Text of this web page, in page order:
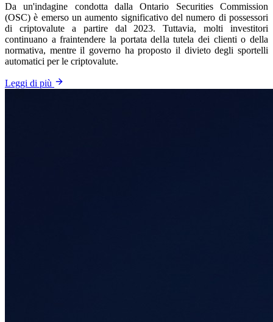
Da un'indagine condotta dalla Ontario Securities Commission
(OSC) è emerso un aumento significativo del numero di possessori
di criptovalute a partire dal 2023. Tuttavia, molti investitori
continuano a fraintendere la portata della tutela dei clienti o della
normativa, mentre il governo ha proposto il divieto degli sportelli
automatici per le criptovalute.
Leggi di più